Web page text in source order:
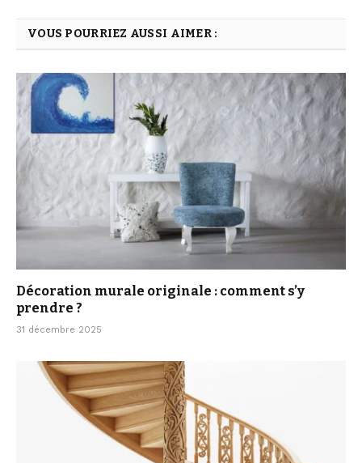
VOUS POURRIEZ AUSSI AIMER :
Décoration murale originale : comment s’y
prendre ?
31 décembre 2025